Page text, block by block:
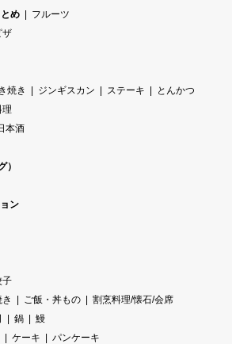
め
フルーツ
ザ
焼き ジンギスカン ステーキ
とんかつ
理
本酒
）
ン
子
ご飯・丼もの
割烹料理/懐石/会席
鍋
鰻
ケーキ
パンケーキ